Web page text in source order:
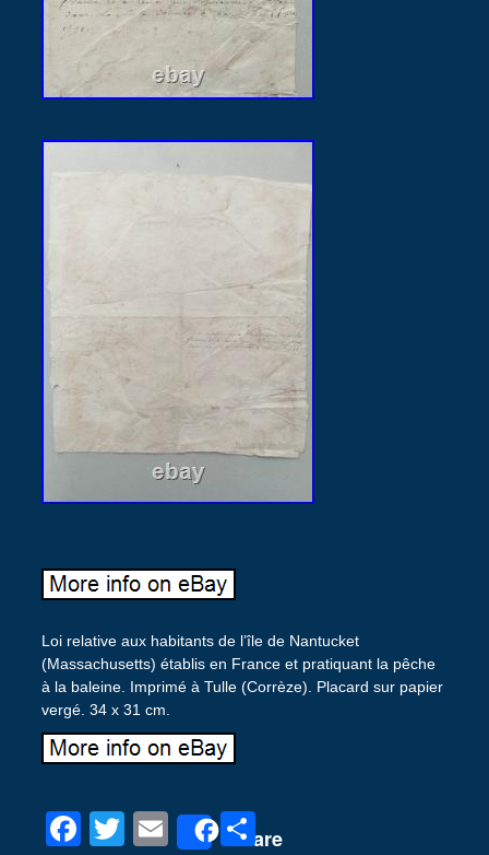
Loi relative aux habitants de l’île de Nantucket
(Massachusetts) établis en France et pratiquant la pêche
à la baleine. Imprimé à Tulle (Corrèze). Placard sur papier
vergé. 34 x 31 cm.
F
T
E
Share
P